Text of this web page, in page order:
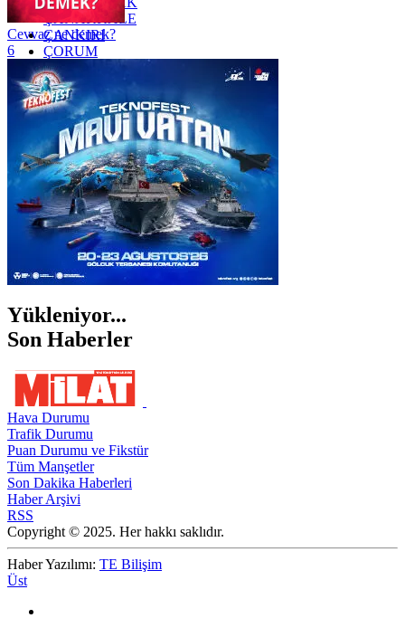
ÇANAKKALE
ÇANKIRI
ÇORUM
İSTANBUL
İZMİR
ŞANLIURFA
ŞIRNAK
Cevvaz ne demek?
6
Yükleniyor...
Son Haberler
Hava Durumu
Trafik Durumu
Puan Durumu ve Fikstür
Tüm Manşetler
Son Dakika Haberleri
Haber Arşivi
RSS
Copyright © 2025. Her hakkı saklıdır.
Haber Yazılımı: TE Bilişim
Üst